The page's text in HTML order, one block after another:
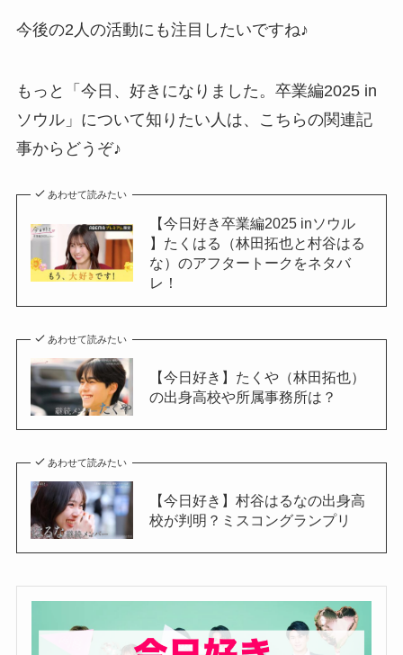
今後の2人の活動にも注目したいですね♪
もっと「今日、好きになりました。卒業編2025 in
ソウル」について知りたい人は、こちらの関連記
事からどうぞ♪
あわせて読みたい
【今日好き卒業編2025 inソウル
】たくはる（林田拓也と村谷はる
な）のアフタートークをネタバ
レ！
あわせて読みたい
【今日好き】たくや（林田拓也）
の出身高校や所属事務所は？
あわせて読みたい
【今日好き】村谷はるなの出身高
校が判明？ミスコングランプリ